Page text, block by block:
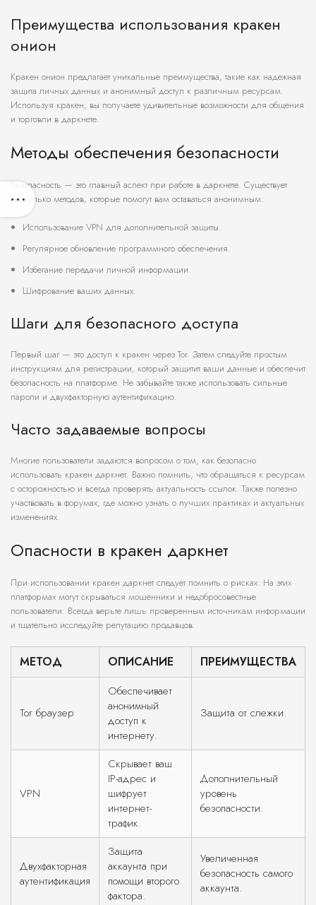
Преимущества использования кракен
онион
Кракен онион предлагает уникальные преимущества, такие как надежная
защита личных данных и анонимный доступ к различным ресурсам.
Используя кракен, вы получаете удивительные возможности для общения
и торговли в даркнете.
Методы обеспечения безопасности
Безопасность — это главный аспект при работе в даркнете. Существует
несколько методов, которые помогут вам оставаться анонимным:
Использование VPN для дополнительной защиты.
Регулярное обновление программного обеспечения.
Избегание передачи личной информации.
Шифрование ваших данных.
Шаги для безопасного доступа
Первый шаг — это доступ к кракен через Tor. Затем следуйте простым
инструкциям для регистрации, который защитит ваши данные и обеспечит
безопасность на платформе. Не забывайте также использовать сильные
пароли и двухфакторную аутентификацию.
Часто задаваемые вопросы
Многие пользователи задаются вопросом о том, как безопасно
использовать кракен даркнет. Важно помнить, что обращаться к ресурсам
с осторожностью и всегда проверять актуальность ссылок. Также полезно
участвовать в форумах, где можно узнать о лучших практиках и актуальных
изменениях.
Опасности в кракен даркнет
При использовании кракен даркнет следует помнить о рисках. На этих
платформах могут скрываться мошенники и недобросовестные
пользователи. Всегда верьте лишь проверенным источникам информации
и тщательно исследуйте репутацию продавцов.
МЕТОД ОПИСАНИЕ ПРЕИМУЩЕСТВА
Tor браузер
Обеспечивает
анонимный
доступ к
интернету.
Защита от слежки.
VPN
Скрывает ваш
IP-адрес и
шифрует
интернет-
трафик.
Дополнительный
уровень
безопасности.
Двухфакторная
аутентификация
Защита
аккаунта при
помощи второго
фактора.
Увеличенная
безопасность самого
аккаунта.